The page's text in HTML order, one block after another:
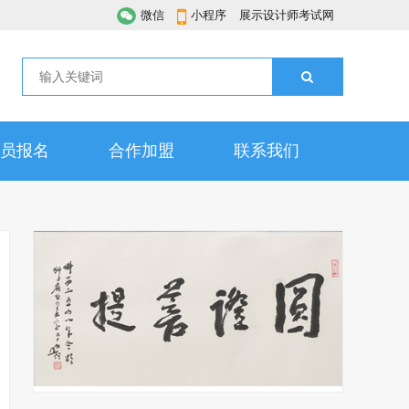
微信 小程序 展示设计师考试网
报名 合作加盟 联系我们